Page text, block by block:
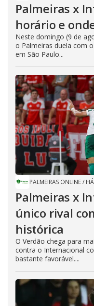
Palmeiras x
horário e
Neste domingo (9 de
o Palmeiras duela com
em São Paulo...
PALMEIRAS ONLINE/
Palmeiras x
único rival
histórica
O Verdão chega para
contra o Internacional
bastante favorável....